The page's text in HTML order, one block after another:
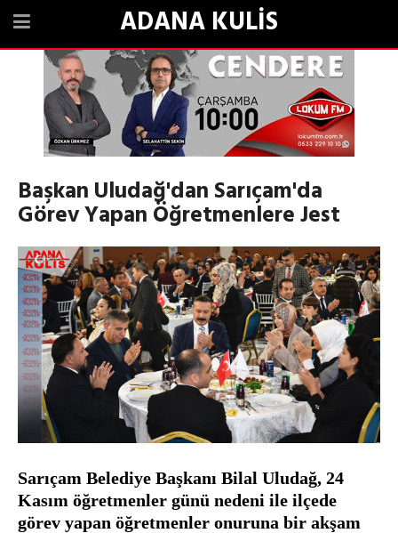
ADANA KULİS
Başkan Uludağ'dan Sarıçam'da
Görev Yapan Öğretmenlere Jest
Sarıçam Belediye Başkanı Bilal Uludağ, 24
Kasım öğretmenler günü nedeni ile ilçede
görev yapan öğretmenler onuruna bir akşam